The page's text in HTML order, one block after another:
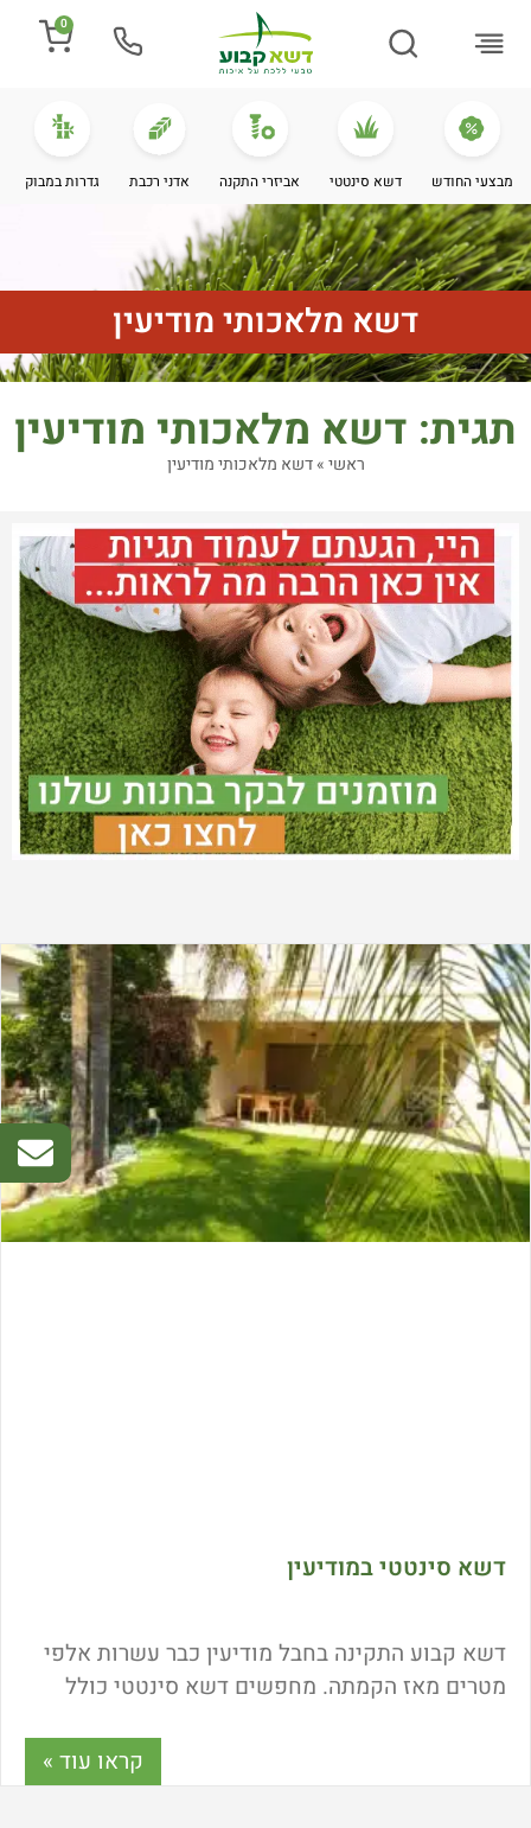
0
מבצעי החודש דשא סינטטי אביזרי התקנה אדני רכבת גדרות במבוק
דשא מלאכותי מודיעין
תגית: דשא מלאכותי מודיעין
ראשי»דשא מלאכותי מודיעין
דשא סינטטי במודיעין
דשא קבוע התקינה בחבל מודיעין כבר עשרות אלפי
מטרים מאז הקמתה. מחפשים דשא סינטטי כולל
איכותי במחיר זול? רוצים לבצע התקנה עצמית ולקבל
דשא סינטטי עם משלוח עד הבית? הגעתם למקום
קראו עוד »